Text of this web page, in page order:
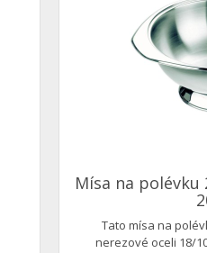
Mísa na
Tato mísa na
nerezové oceli 18/